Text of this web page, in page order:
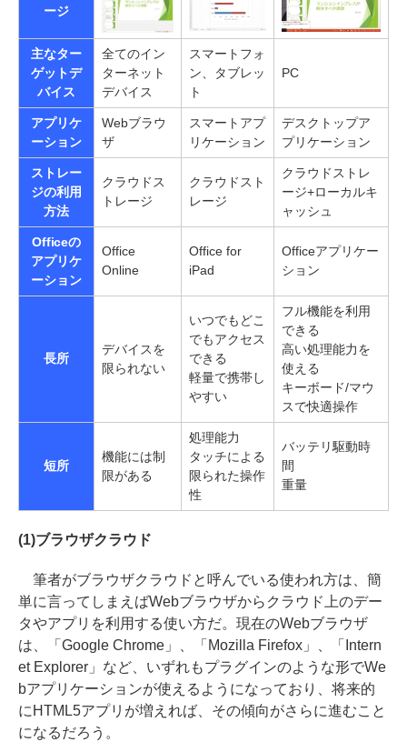
ージ
主なター
ゲットデ
バイス
全てのイン
ターネット
デバイス
スマートフォ
ン、タブレッ
ト
PC
アプリケ
ーション
Webブラウ
ザ
スマートアプ
リケーション
デスクトップア
プリケーション
ストレー
ジの利用
方法
クラウドス
トレージ
クラウドスト
レージ
クラウドストレ
ージ+ローカルキ
ャッシュ
Officeの
アプリケ
ーション
Office
Online
Office for
iPad
Officeアプリケー
ション
長所
デバイスを
限られない
いつでもどこ
でもアクセス
できる
軽量で携帯し
やすい
フル機能を利用
できる
高い処理能力を
使える
キーボード/マウ
スで快適操作
短所
機能には制
限がある
処理能力
タッチによる
限られた操作
性
バッテリ駆動時
間
重量
(1)ブラウザクラウド
筆者がブラウザクラウドと呼んでいる使われ方は、簡
単に言ってしまえばWebブラウザからクラウド上のデー
タやアプリを利用する使い方だ。現在のWebブラウザ
は、「Google Chrome」、「Mozilla Firefox」、「Intern
et Explorer」など、いずれもプラグインのような形でWe
bアプリケーションが使えるようになっており、将来的
にHTML5アプリが増えれば、その傾向がさらに進むこと
になるだろう。